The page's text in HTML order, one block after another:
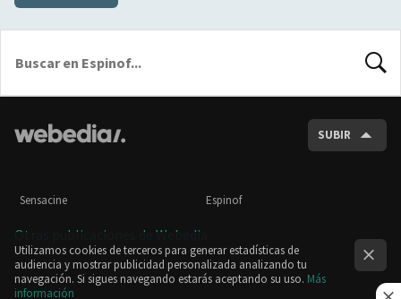
SUBIR
Sensacine Espinof
Otras publicaciones de Webedia
Utilizamos cookies de terceros para generar estadísticas de
audiencia y mostrar publicidad personalizada analizando tu
navegación. Si sigues navegando estarás aceptando su uso. Más
información